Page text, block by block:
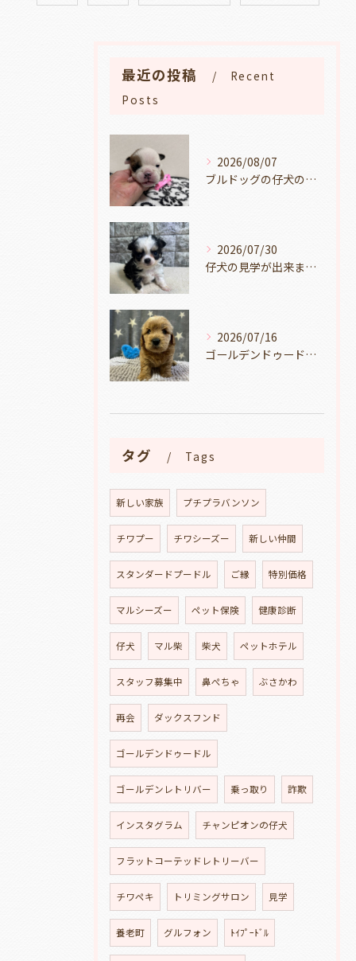
最近の投稿
Recent
Posts
2026/08/07
ブルドッグの仔犬のお目目があきました👀💑🐶岐阜県養老町のブリーダーワンダフルパピーです。
2026/07/30
仔犬の見学が出来ます🐶岐阜県養老町のブリーダーワンダフルパピーです。
2026/07/16
ゴールデンドゥードルの仔犬の見学が出来ます🐶🐶🐶岐阜県養老町のブリーダーワンダフルパピーです。
タグ Tags
新しい家族 プチプラバンソン
チワプー チワシーズー 新しい仲間
スタンダードプードル ご縁 特別価格
マルシーズー ペット保険 健康診断
仔犬 マル柴 柴犬 ペットホテル
スタッフ募集中 鼻ぺちゃ ぶさかわ
再会 ダックスフンド
ゴールデンドゥードル
ゴールデンレトリバー 乗っ取り 詐欺
インスタグラム チャンピオンの仔犬
フラットコーテッドレトリーバー
チワペキ トリミングサロン 見学
養老町 グルフォン ﾄｲﾌﾟｰﾄﾞﾙ